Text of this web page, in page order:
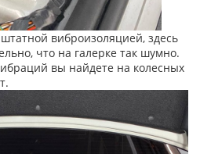
виброизоляцией, здесь
что на галерке так шумно.
вы найдете на колесных